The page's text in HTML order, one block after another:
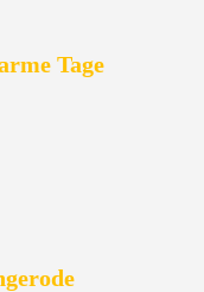
Tage